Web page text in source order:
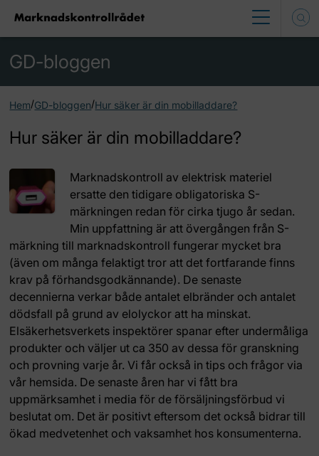
Hem/GD-bloggen/Hur säker är din mobilladdare?
GD-bloggen
Hur säker är din mobilladdare?
Marknadskontroll av elektrisk materiel
ersatte den tidigare obligatoriska S-
märkningen redan för cirka tjugo år sedan.
Min uppfattning är att övergången från S-
märkning till marknadskontroll fungerar mycket bra
(även om många felaktigt tror att det fortfarande finns
krav på förhandsgodkännande). De senaste
decennierna verkar både antalet elbränder och antalet
dödsfall på grund av elolyckor att ha minskat.
Elsäkerhetsverkets inspektörer spanar efter undermåliga
produkter och väljer ut ca 350 av dessa för granskning
och provning varje år. Vi får också in tips och frågor via
vår hemsida. De senaste åren har vi fått bra
uppmärksamhet i media för de försäljningsförbud vi
beslutat om. Det är positivt eftersom det också bidrar till
ökad medvetenhet och vaksamhet hos konsumenterna.